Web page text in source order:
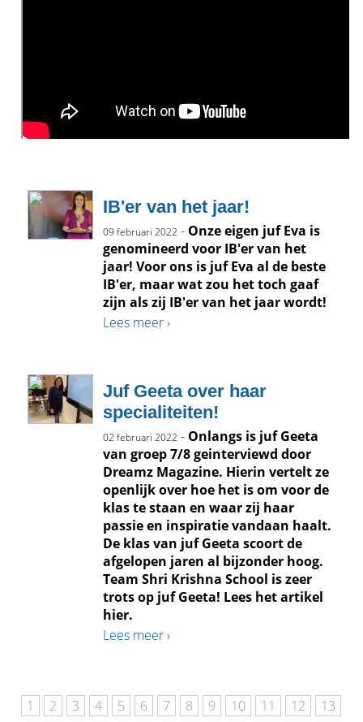
IB'er van het jaar!
09 februari 2022 - Onze eigen juf Eva is
genomineerd voor IB'er van het
jaar! Voor ons is juf Eva al de beste
IB'er, maar wat zou het toch gaaf
zijn als zij IB'er van het jaar wordt!
Lees meer ›
Juf Geeta over haar
specialiteiten!
02 februari 2022 - Onlangs is juf Geeta
van groep 7/8 geinterviewd door
Dreamz Magazine. Hierin vertelt ze
openlijk over hoe het is om voor de
klas te staan en waar zij haar
passie en inspiratie vandaan haalt.
De klas van juf Geeta scoort de
afgelopen jaren al bijzonder hoog.
Team Shri Krishna School is zeer
trots op juf Geeta! Lees het artikel
hier.
Lees meer ›
1 2 3 4 5 6 7 8 9 10 11 12
13